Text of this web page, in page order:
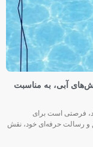
آبی، به مناسبت
آب، روایتگران تلاش و پیشرفت ۱۷ مرداد، فرصتی است برای
و رسالت حرفه‌ای خود، نقش